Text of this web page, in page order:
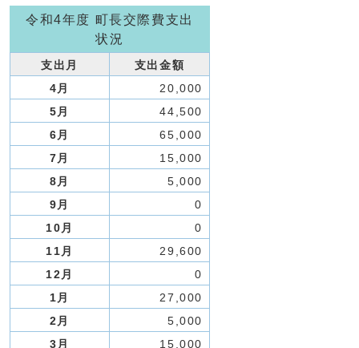
令和4年度 町長交際費支出
状況
支出月
支出金額
4月
20,000
5月
44,500
6月
65,000
7月
15,000
8月
5,000
9月
0
10月
0
11月
29,600
12月
0
1月
27,000
2月
5,000
3月
15,000